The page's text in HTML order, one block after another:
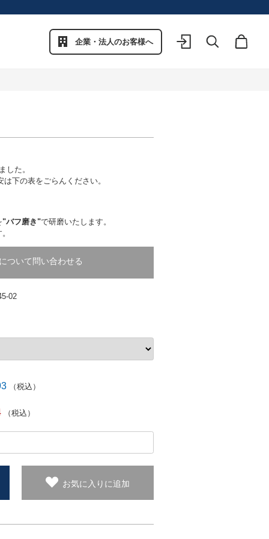
企業・法人のお客様へ
した。
下の表をごらんください。
"バフ磨き"で研磨いたします。
ついて問い合わせる
02
（税込）
（税込）
お気に入りに追加